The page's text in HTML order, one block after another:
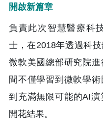
開啟新篇章
負責此次智慧醫療科
士，在2018年透過科
微軟美國總部研究院
間不僅學習到微軟學
到充滿無限可能的AI
開花結果。